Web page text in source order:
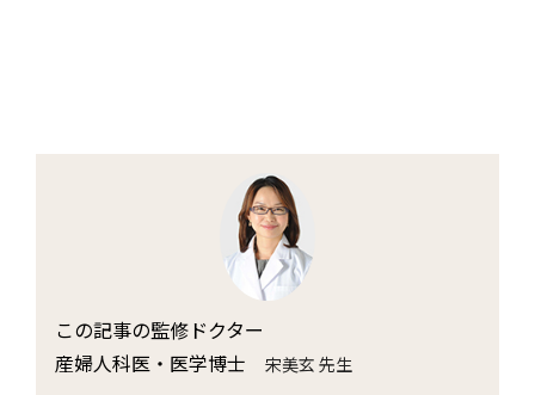
この記事の監修ドクター
産婦人科医・医学博士 宋美玄 先生